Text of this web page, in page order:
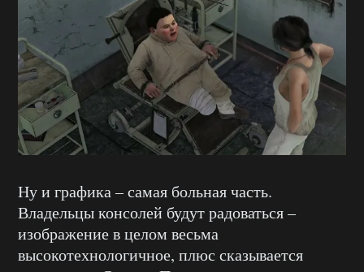
Ну и графика – самая больная часть.
Владельцы консолей будут радоваться –
изображение в целом весьма
высокотехнологичное, плюс сказывается